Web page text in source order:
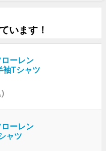
います！
ローレン
袖Tシャツ
)
ローレン
ャツ